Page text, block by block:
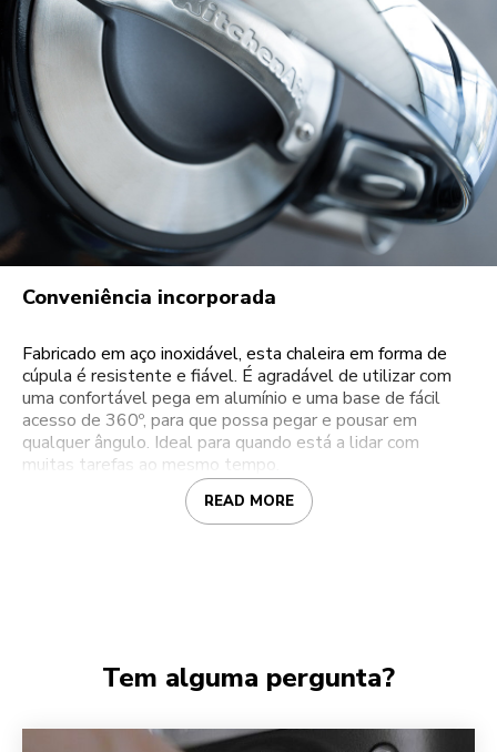
Conveniência incorporada
Fabricado em aço inoxidável, esta chaleira em forma de
cúpula é resistente e fiável. É agradável de utilizar com
uma confortável pega em alumínio e uma base de fácil
acesso de 360º, para que possa pegar e pousar em
qualquer ângulo. Ideal para quando está a lidar com
muitas tarefas ao mesmo tempo.
READ MORE
Tem alguma pergunta?